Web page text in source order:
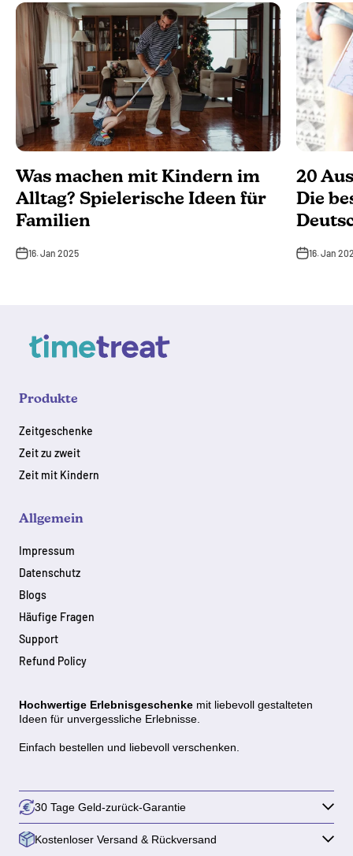
Was machen mit Kindern im
Alltag? Spielerische Ideen für
Familien
16. Jan 2025
20
Die
16. Jan
Produkte
Zeitgeschenke
Zeit zu zweit
Zeit mit Kindern
Allgemein
Impressum
Datenschutz
Blogs
Häufige Fragen
Support
Refund Policy
Hochwertige Erlebnisgeschenke mit liebevoll gestalteten
Ideen für unvergessliche Erlebnisse.
Einfach bestellen und liebevoll verschenken.
30 Tage Geld-zurück-Garantie
Kostenloser Versand & Rückversand